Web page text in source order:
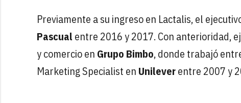
Previamente a su ingreso en Lactalis, el
Pascualentre 2016 y 2017. Con anterioridad,
y comercio en Grupo Bimbo, donde trabajó
Marketing Specialist en Unileverentre 2007 y